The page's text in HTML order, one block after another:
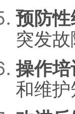
预防
突发故
操作培
和维护